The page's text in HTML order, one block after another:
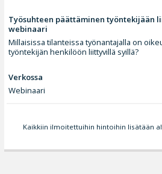
Työsuhteen päättäminen työntekijään
webinaari
Millaisissa tilanteissa työnantajalla on
työntekijän henkilöön liittyvillä syillä?
Verkossa
Webinaari
Kaikkiin ilmoitettuihin hintoihin lisätään